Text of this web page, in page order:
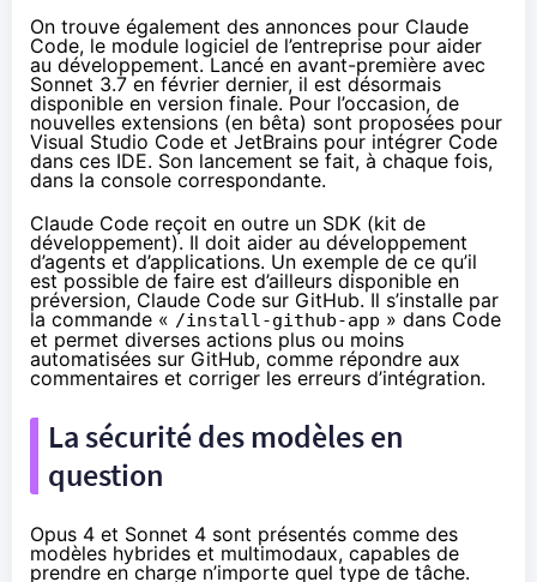
On trouve également des annonces pour Claude
Code, le module logiciel de l’entreprise pour aider
au développement. Lancé en avant-première avec
Sonnet 3.7 en février dernier, il est désormais
disponible en version finale. Pour l’occasion, de
nouvelles extensions (en bêta) sont proposées pour
Visual Studio Code et JetBrains pour intégrer Code
dans ces IDE. Son lancement se fait, à chaque fois,
dans la console correspondante.
Claude Code reçoit en outre un SDK (kit de
développement). Il doit aider au développement
d’agents et d’applications. Un exemple de ce qu’il
est possible de faire est d’ailleurs disponible en
préversion, Claude Code sur GitHub. Il s’installe par
la commande « /install-github-app » dans Code
et permet diverses actions plus ou moins
automatisées sur GitHub, comme répondre aux
commentaires et corriger les erreurs d’intégration.
La sécurité des modèles en
question
Opus 4 et Sonnet 4 sont présentés comme des
modèles hybrides et multimodaux, capables de
prendre en charge n’importe quel type de tâche.